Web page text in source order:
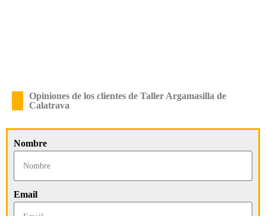
Opiniones de los clientes de Taller Argamasilla de
Calatrava
Nombre
Email